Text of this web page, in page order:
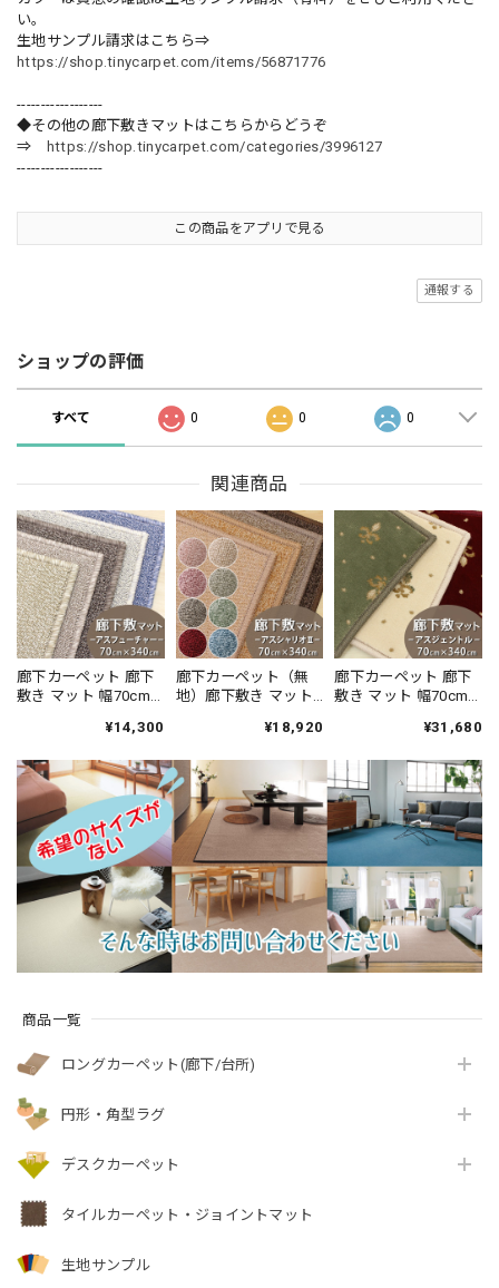
商品一覧
ロングカーペット(廊下/台所)
円形・角型ラグ
デスクカーペット
タイルカーペット・ジョイントマット
生地サンプル
い。
生地サンプル請求はこちら⇒
https://shop.tinycarpet.com/items/56871776
------------------
◆その他の廊下敷きマットはこちらからどうぞ
⇒
https://shop.tinycarpet.com/categories/3996127
------------------
この商品をアプリで見る
通報する
ショップの評価
すべて 0 0 0
関連商品
廊下カーペット 廊下
敷き マット 幅70cm×
全の「SEK 抗ウイル
加工」雰囲気のある
杢調 無地 ループタイ
プ 全5色 防炎ラベル
付『アスフューチャ
ー/FUT』
¥14,300
廊下カーペット（無
地）廊下敷き マット
薄型タイプでドアに
高い耐久性と強力な
はっ水・はつ油性の
防汚ラグ 防炎ラベル
付『アスシャリオ
2/CRO』
¥18,920
廊下カーペット 廊下
敷き マット 幅70cm×
オリエントクラシッ
グレード感あるデザ
イン 高密度で耐久性
に優れたウィルトン
織カーペット 全3色
防炎ラベル付『アス
ジェントル/GNT』
¥31,680